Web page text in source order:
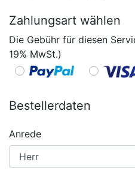
Zahlungsart wählen
Die Gebühr für diesen
19% MwSt.)
Bestellerdaten
Anrede